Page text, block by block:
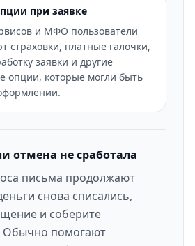
при заявке
и МФО пользователи
страховки, платные галочки,
заявки и другие
опции, которые могли быть
отмена не сработала
письма продолжают
снова списались,
и соберите
Обычно помогают